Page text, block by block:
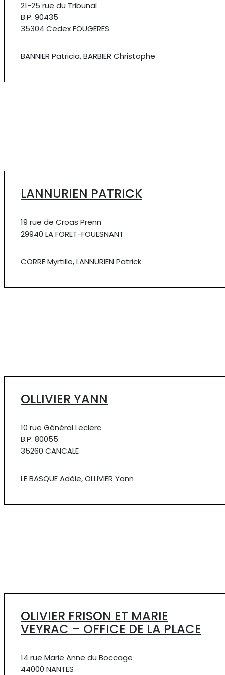
21-25 rue du Tribunal
B.P. 90435
35304 Cedex FOUGERES
BANNIER Patricia, BARBIER Christophe
LANNURIEN PATRICK
19 rue de Croas Prenn
29940 LA FORET-FOUESNANT
CORRE Myrtille, LANNURIEN Patrick
OLLIVIER YANN
10 rue Général Leclerc
B.P. 80055
35260 CANCALE
LE BASQUE Adèle, OLLIVIER Yann
OLIVIER FRISON ET MARIE
VEYRAC – OFFICE DE LA PLACE
14 rue Marie Anne du Boccage
44000 NANTES